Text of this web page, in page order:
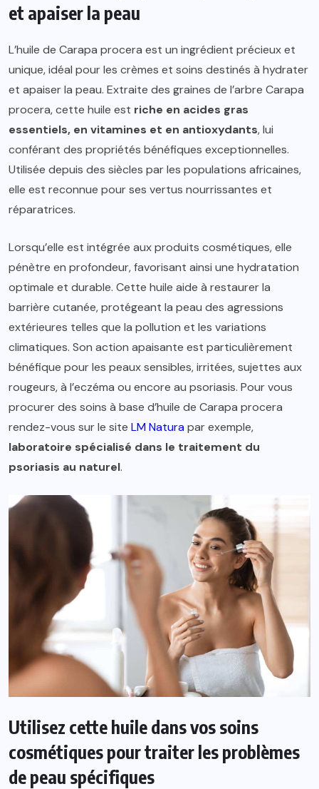
et apaiser la peau
L’huile de Carapa procera est un ingrédient précieux et
unique, idéal pour les crèmes et soins destinés à hydrater
et apaiser la peau. Extraite des graines de l’arbre Carapa
procera, cette huile est riche en acides gras
essentiels, en vitamines et en antioxydants, lui
conférant des propriétés bénéfiques exceptionnelles.
Utilisée depuis des siècles par les populations africaines,
elle est reconnue pour ses vertus nourrissantes et
réparatrices.
Lorsqu’elle est intégrée aux produits cosmétiques, elle
pénètre en profondeur, favorisant ainsi une hydratation
optimale et durable. Cette huile aide à restaurer la
barrière cutanée, protégeant la peau des agressions
extérieures telles que la pollution et les variations
climatiques. Son action apaisante est particulièrement
bénéfique pour les peaux sensibles, irritées, sujettes aux
rougeurs, à l’eczéma ou encore au psoriasis. Pour vous
procurer des soins à base d’huile de Carapa procera
rendez-vous sur le site LM Naturapar exemple,
laboratoire spécialisé dans le traitement du
psoriasis au naturel.
Utilisez cette huile dans vos soins
cosmétiques pour traiter les problèmes
de peau spécifiques